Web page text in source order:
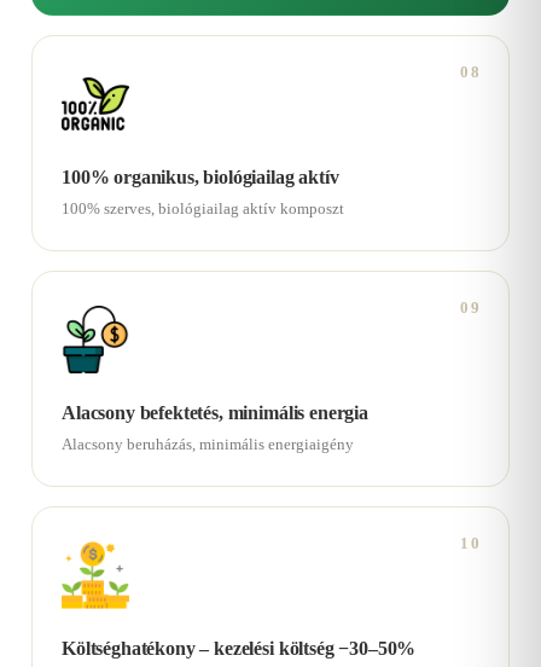
08
100% organikus, biológiailag aktív
100% szerves, biológiailag aktív komposzt
09
Alacsony befektetés, minimális energia
Alacsony beruházás, minimális energiaigény
10
Költséghatékony – kezelési költség −30–50%